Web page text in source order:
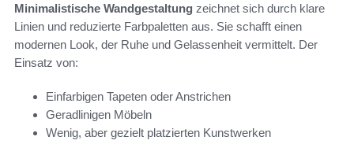
Minimalistische Wandgestaltung zeichnet sich durch klare
Linien und reduzierte Farbpaletten aus. Sie schafft einen
modernen Look, der Ruhe und Gelassenheit vermittelt. Der
Einsatz von:
Einfarbigen Tapeten oder Anstrichen
Geradlinigen Möbeln
Wenig, aber gezielt platzierten Kunstwerken